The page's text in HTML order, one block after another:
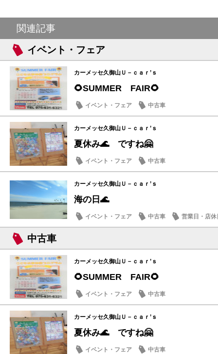
関連記事
イベント・フェア
カーメッセ久御山Ｕ－ｃａｒ’ｓ
🌻SUMMER FAIR🌻
イベント・フェア 中古車
カーメッセ久御山Ｕ－ｃａｒ’ｓ
夏休み🌊 ですね🤗
イベント・フェア 中古車
カーメッセ久御山Ｕ－ｃａｒ’ｓ
海の日🌊
イベント・フェア 中古車 営業日・店休
中古車
カーメッセ久御山Ｕ－ｃａｒ’ｓ
🌻SUMMER FAIR🌻
イベント・フェア 中古車
カーメッセ久御山Ｕ－ｃａｒ’ｓ
夏休み🌊 ですね🤗
イベント・フェア 中古車